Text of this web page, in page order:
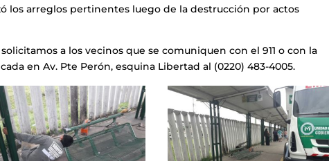
los arreglos pertinentes luego de la destrucción por actos
a los vecinos que se comuniquen con el 911 o con la
en Av. Pte Perón, esquina Libertad al (0220) 483-4005.